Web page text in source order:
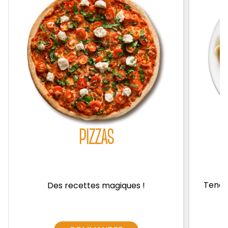
Zones de Livraison
PIZZAS
Des recettes magiques !